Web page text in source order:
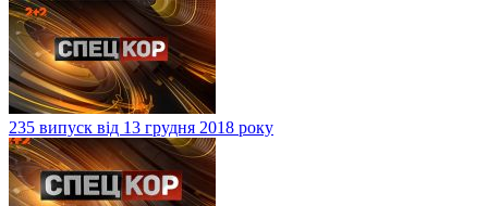
235 випуск від 13 грудня 2018 року